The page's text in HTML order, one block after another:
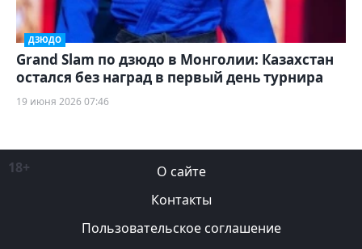
ДЗЮДО
Grand Slam по дзюдо в Монголии: Казахстан
остался без наград в первый день турнира
19 июня 2026 07:46
18+
О сайте
Контакты
Пользовательское соглашение